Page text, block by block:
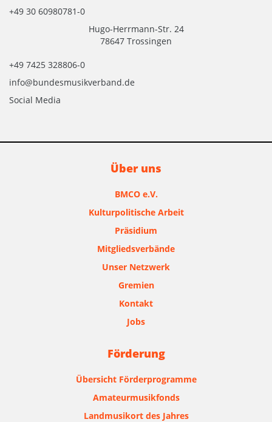
+49 30 60980781-0
Hugo-Herrmann-Str. 24
78647 Trossingen
+49 7425 328806-0
info@bundesmusikverband.de
Social Media
Über uns
BMCO e.V.
Kulturpolitische Arbeit
Präsidium
Mitgliedsverbände
Unser Netzwerk
Gremien
Kontakt
Jobs
Förderung
Übersicht Förderprogramme
Amateurmusikfonds
Landmusikort des Jahres